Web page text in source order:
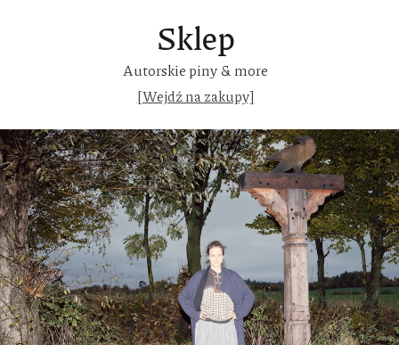
Sklep
Autorskie piny & more
[Wejdź na zakupy]